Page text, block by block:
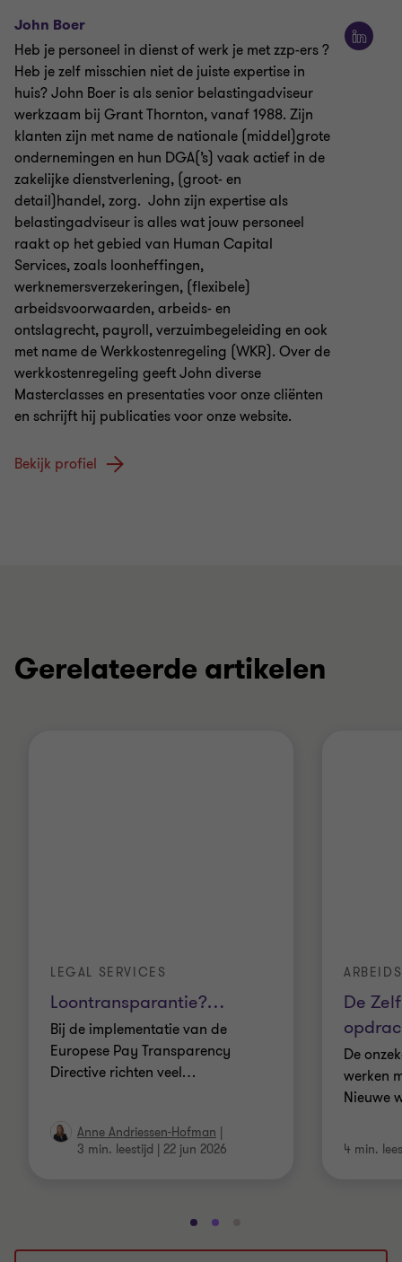
John Boer
Heb je personeel in dienst of werk je met zzp-ers ?
Heb je zelf misschien niet de juiste expertise in
huis? John Boer is als senior belastingadviseur
werkzaam bij Grant Thornton, vanaf 1988. Zijn
klanten zijn met name de nationale (middel)grote
ondernemingen en hun DGA(’s) vaak actief in de
zakelijke dienstverlening, (groot- en
detail)handel, zorg. John zijn expertise als
belastingadviseur is alles wat jouw personeel
raakt op het gebied van Human Capital
Services, zoals loonheffingen,
werknemersverzekeringen, (flexibele)
arbeidsvoorwaarden, arbeids- en
ontslagrecht, payroll, verzuimbegeleiding en ook
met name de Werkkostenregeling (WKR). Over de
werkkostenregeling geeft John diverse
Masterclasses en presentaties voor onze cliënten
en schrijft hij publicaties voor onze website.
Bekijk profiel
Gerelateerde artikelen
Loontransparantie?…
LEGAL SERVICES
Bij de implementatie van de
Europese Pay Transparency
Directive richten veel…
Anne Andriessen-Hofman
3 min. leestijd
22 jun 2026
De
De
werken
Nieuwe
4 min.
Ga
naar
Ga
naarnaar